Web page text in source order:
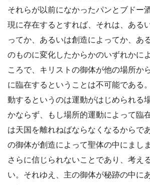
それらが以前になかったパンとブドー
現に存在するとすれば、それは、ある
ってか、あるいは創造によってか、あ
のものに変化したからかのいずれかに
ころで、キリストの御体が他の場所か
に臨在するということは不可能である
動するというのは運動がはじめられる
かならず、もし場所的運動によって臨
は天国を離れねばならなくなるからで
の御体が創造によって聖体の中にまし
さらに信じられないことであり、考え
い。それゆえ、主の御体が秘跡の中に